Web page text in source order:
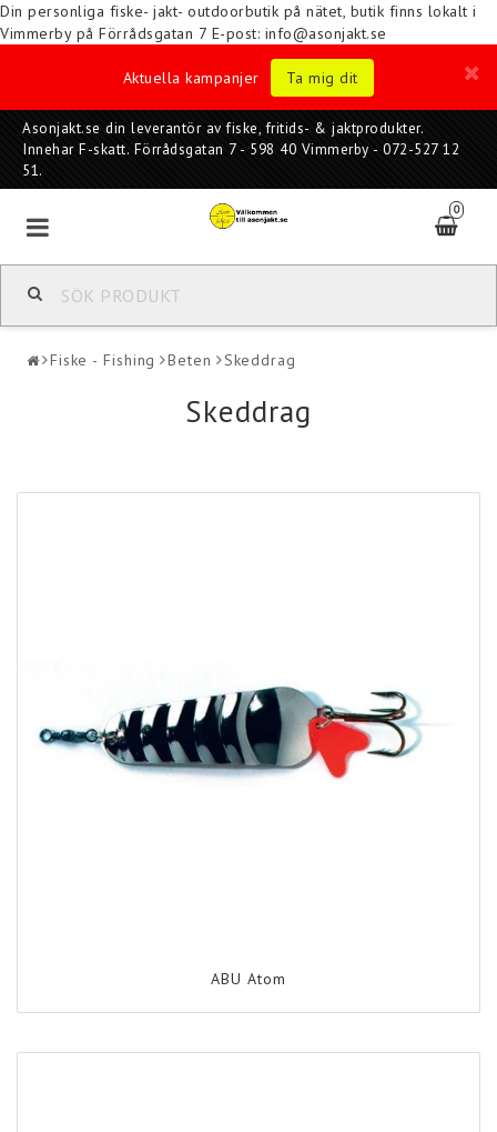
Din personliga fiske- jakt- outdoorbutik på nätet, butik finns lokalt i
Vimmerby på Förrådsgatan 7 E-post: info@asonjakt.se
Aktuella kampanjer Ta mig dit
Asonjakt.se din leverantör av fiske, fritids- & jaktprodukter.
Innehar F-skatt. Förrådsgatan 7 - 598 40 Vimmerby - 072-527 12
51.
0
Fiske - Fishing Beten Skeddrag
Skeddrag
ABU Atom